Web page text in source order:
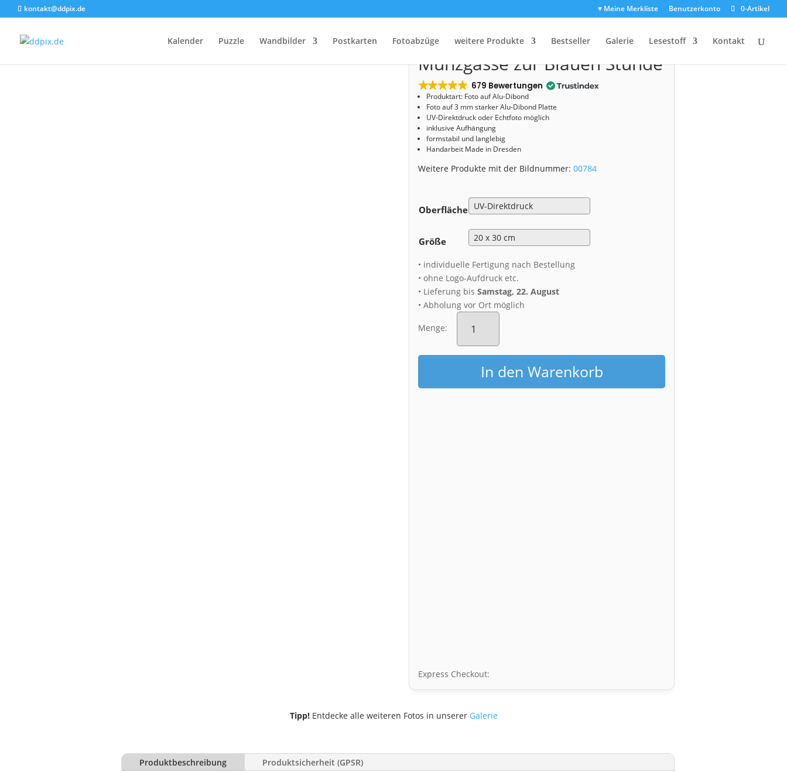
kontakt@ddpix.de ♥ Meine Merkliste Benutzerkonto 0-Artikel
Kalender Puzzle Wandbilder Postkarten Fotoabzüge weitere Produkte Bestseller Galerie Lesestoff Kontakt
Start/Shop/Alu-Dibond/ Alu-Dibond (00784) Münzgasse zur Blauen Stunde
Alu-Dibond (00784)
Münzgasse zur Blauen Stunde
679 Bewertungen
Produktart: Foto auf Alu-Dibond
Foto auf 3 mm starker Alu-Dibond Platte
UV-Direktdruck oder Echtfoto möglich
inklusive Aufhängung
formstabil und langlebig
Handarbeit Made in Dresden
Weitere Produkte mit der Bildnummer:00784
Oberfläche
Größe
• individuelle Fertigung nach Bestellung
• ohne Logo-Aufdruck etc.
• Lieferung bisSamstag, 22. August
• Abholung vor Ort möglich
Menge:
Alu-
Dibond
Münzgasse
zur
Blauen
Stunde
Menge
In den Warenkorb
Express Checkout:
Tipp!Entdecke alle weiteren Fotos in unserer Galerie
Produktbeschreibung Produktsicherheit (GPSR)